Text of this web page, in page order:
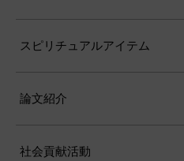
スピリチュアルアイテム
論文紹介
社会貢献活動